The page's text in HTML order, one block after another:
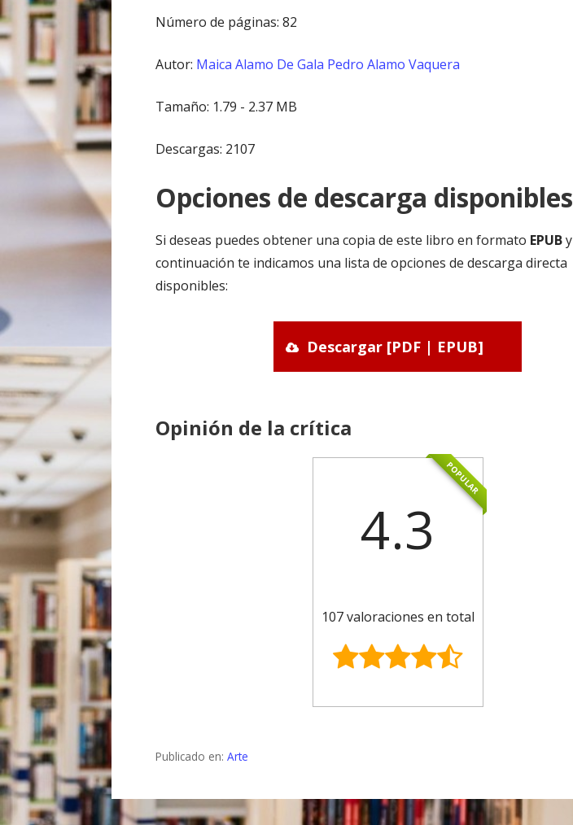
Número de páginas: 82
Autor: Maica Alamo De Gala Pedro Alamo Vaquera
Tamaño: 1.79 - 2.37 MB
Descargas: 2107
Opciones de descarga disponibles
Si deseas puedes obtener una copia de este libro en formato EPUBy
continuación te indicamos una lista de opciones de descarga directa
disponibles:
Descargar [PDF | EPUB]
Opinión de la crítica
POPULAR
4.3
107 valoraciones en total
Publicado en:Arte